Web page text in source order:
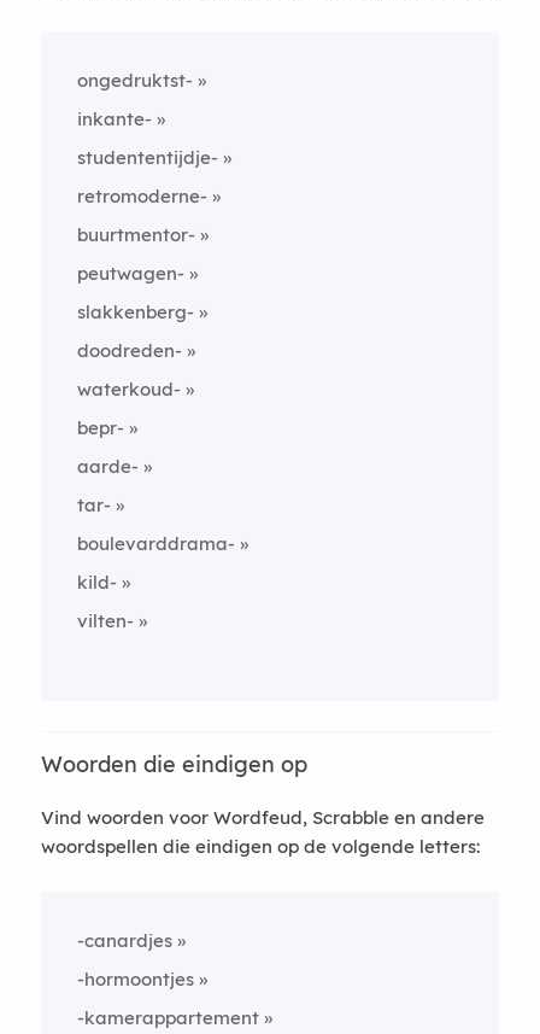
ongedruktst-
inkante-
studententijdje-
retromoderne-
buurtmentor-
peutwagen-
slakkenberg-
doodreden-
waterkoud-
bepr-
aarde-
tar-
boulevarddrama-
kild-
vilten-
Woorden die eindigen op
Vind woorden voor Wordfeud, Scrabble en andere
woordspellen die eindigen op de volgende letters:
-canardjes
-hormoontjes
-kamerappartement